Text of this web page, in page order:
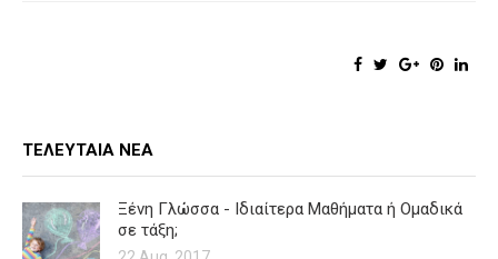
ΤΕΛΕΥΤΑΊΑ ΝΈΑ
Ξένη Γλώσσα - Ιδιαίτερα Μαθήματα ή Ομαδικά
σε τάξη;